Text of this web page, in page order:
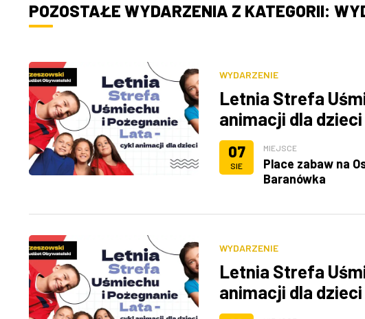
POZOSTAŁE WYDARZENIA Z KATEGORII:
WYDARZENIE
Letnia Strefa
animacji dla dzieci
07
SIE
MIEJSCE
Place zabaw na
Baranówka
WYDARZENIE
Letnia Strefa
animacji dla dzieci